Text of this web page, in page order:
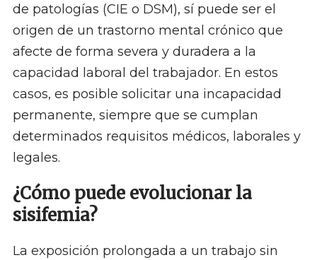
de patologías (CIE o DSM), sí puede ser el
origen de un trastorno mental crónico que
afecte de forma severa y duradera a la
capacidad laboral del trabajador. En estos
casos, es posible solicitar una incapacidad
permanente, siempre que se cumplan
determinados requisitos médicos, laborales y
legales.
¿Cómo puede evolucionar la
sisifemia?
La exposición prolongada a un trabajo sin